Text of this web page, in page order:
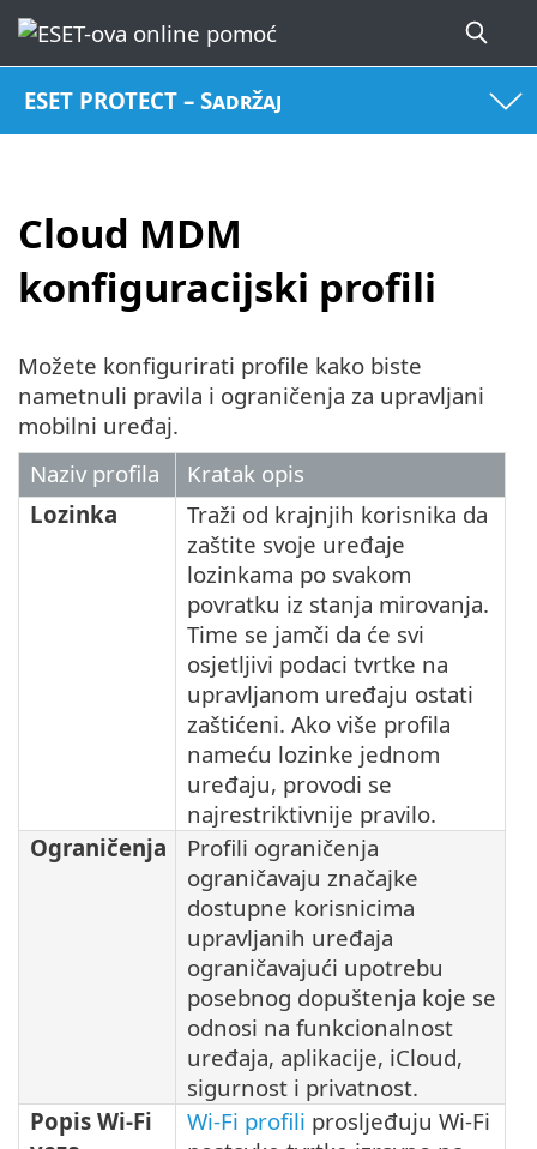
ESET PROTECT – Sadržaj
Cloud MDM
konfiguracijski profili
Možete konfigurirati profile kako biste
nametnuli pravila i ograničenja za upravljani
mobilni uređaj.
Naziv profila
Kratak opis
Lozinka
Traži od krajnjih korisnika da
zaštite svoje uređaje
lozinkama po svakom
povratku iz stanja mirovanja.
Time se jamči da će svi
osjetljivi podaci tvrtke na
upravljanom uređaju ostati
zaštićeni. Ako više profila
nameću lozinke jednom
uređaju, provodi se
najrestriktivnije pravilo.
Ograničenja
Profili ograničenja
ograničavaju značajke
dostupne korisnicima
upravljanih uređaja
ograničavajući upotrebu
posebnog dopuštenja koje se
odnosi na funkcionalnost
uređaja, aplikacije, iCloud,
sigurnost i privatnost.
Popis Wi-Fi
Wi-Fi profili prosljeđuju Wi-Fi